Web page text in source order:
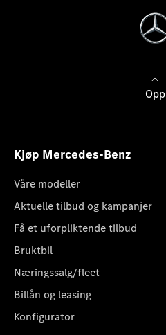
Opp
Kjøp Mercedes-Benz
Våre modeller
Aktuelle tilbud og kampanjer
Få et uforpliktende tilbud
Bruktbil
Næringssalg/fleet
Billån og leasing
Konfigurator